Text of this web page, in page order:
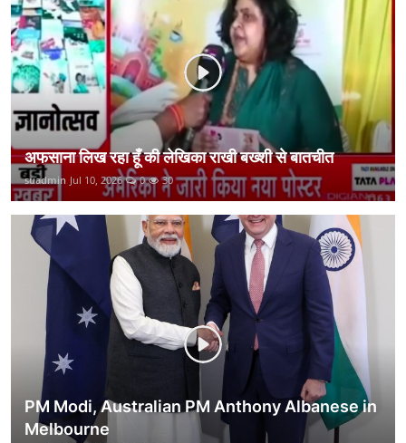
कानून
राजनीति
वीडियो
अफसाना लिख रहा हूँ की लेखिका राखी बख्शी से बातचीत
suadmin Jul 10, 2026 0 30
PM Modi, Australian PM Anthony Albanese in
Melbourne